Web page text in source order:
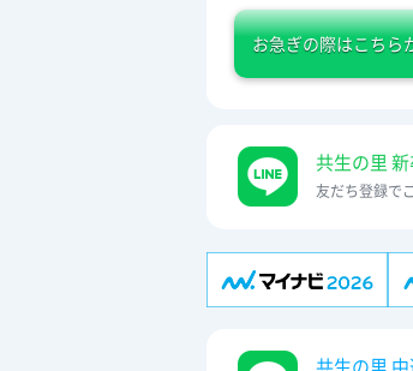
お急ぎの際はこちら
共生の里
友だち登録で
共生の里